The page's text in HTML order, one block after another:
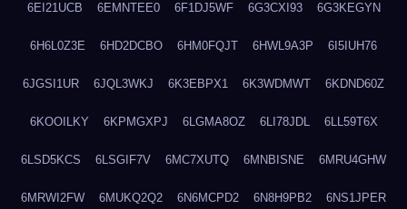
6EI21UCB 6EMNTEE0 6F1DJ5WF 6G3CXI93 6G3KEGYN
6H6L0Z3E 6HD2DCBO 6HM0FQJT 6HWL9A3P 6I5IUH76
6JGSI1UR 6JQL3WKJ 6K3EBPX1 6K3WDMWT 6KDND60Z
6KOOILKY 6KPMGXPJ 6LGMA8OZ 6LI78JDL 6LL59T6X
6LSD5KCS 6LSGIF7V 6MC7XUTQ 6MNBISNE 6MRU4GHW
6MRWI2FW 6MUKQ2Q2 6N6MCPD2 6N8H9PB2 6NS1JPER